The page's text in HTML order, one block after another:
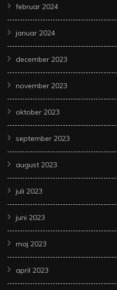
februar 2024
januar 2024
december 2023
november 2023
oktober 2023
september 2023
august 2023
juli 2023
juni 2023
maj 2023
april 2023